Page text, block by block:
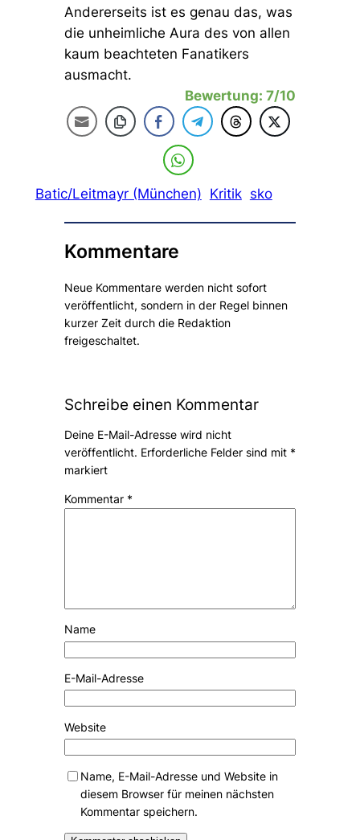
Andererseits ist es genau das, was
die unheimliche Aura des von allen
kaum beachteten Fanatikers
ausmacht.
Bewertung: 7/10
Batic/Leitmayr (München) Kritik sko
Kommentare
Neue Kommentare werden nicht sofort
veröffentlicht, sondern in der Regel binnen
kurzer Zeit durch die Redaktion
freigeschaltet.
Schreibe einen Kommentar
Deine E-Mail-Adresse wird nicht
veröffentlicht. Erforderliche Felder sind mit *
markiert
Kommentar *
Name
E-Mail-Adresse
Website
Name, E-Mail-Adresse und Website in
diesem Browser für meinen nächsten
Kommentar speichern.